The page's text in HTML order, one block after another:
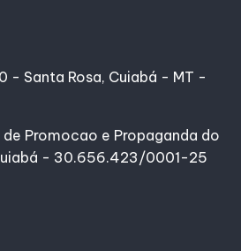
- Santa Rosa, Cuiabá - MT -
de Promocao e Propaganda do
- 30.656.423/0001-25